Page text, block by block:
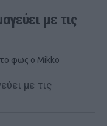
με τις
φως ο Mikko